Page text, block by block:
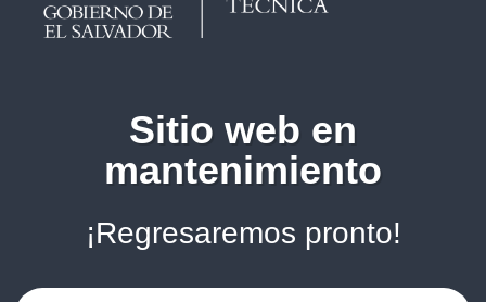
Sitio web en
mantenimiento
¡Regresaremos pronto!